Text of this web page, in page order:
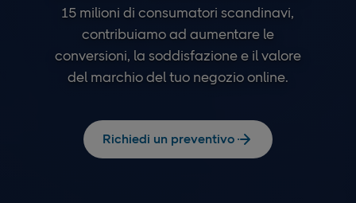
15 milioni di consumatori scandinavi,
contribuiamo ad aumentare le
conversioni, la soddisfazione e il valore
del marchio del tuo negozio online.
Richiedi un preventivo